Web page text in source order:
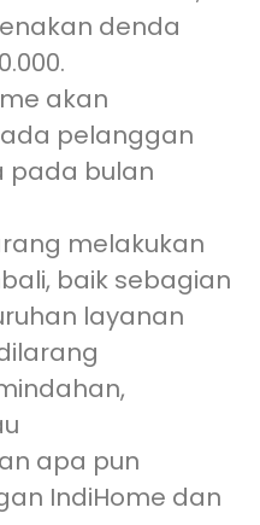
denda
akan
pelanggan
pada bulan
melakukan
baik sebagian
layanan
apa pun
IndiHome dan